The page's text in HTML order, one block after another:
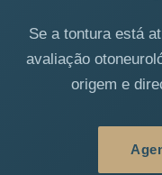
Se a tontura está
avaliação
origem e